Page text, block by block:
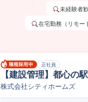
未経験者
在宅勤務（リモー
正社員
【建設管理】都心の
開発
株式会社シティホームズ